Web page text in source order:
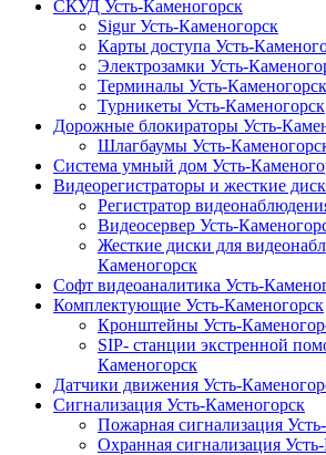
СКУД Усть-Каменогорск
Sigur Усть-Каменогорск
Карты доступа Усть-
Электрозамки Усть-
Терминалы Усть-Каменогорск
Турникеты Усть-Каменогорск
Дорожные блокираторы Усть-
Шлагбаумы Усть-
Система умный дом Усть-
Видеорегистраторы и жесткие
Регистратор
Видеосервер Усть-
Жесткие диски для
Каменогорск
Софт видеоаналитика Усть-
Комплектующие Усть-Каменогорск
Кронштейны Усть-
SIP- станции экстренной
Каменогорск
Датчики движения Усть-
Сигнализация Усть-Каменогорск
Пожарная сигнализация
Охранная сигнализация